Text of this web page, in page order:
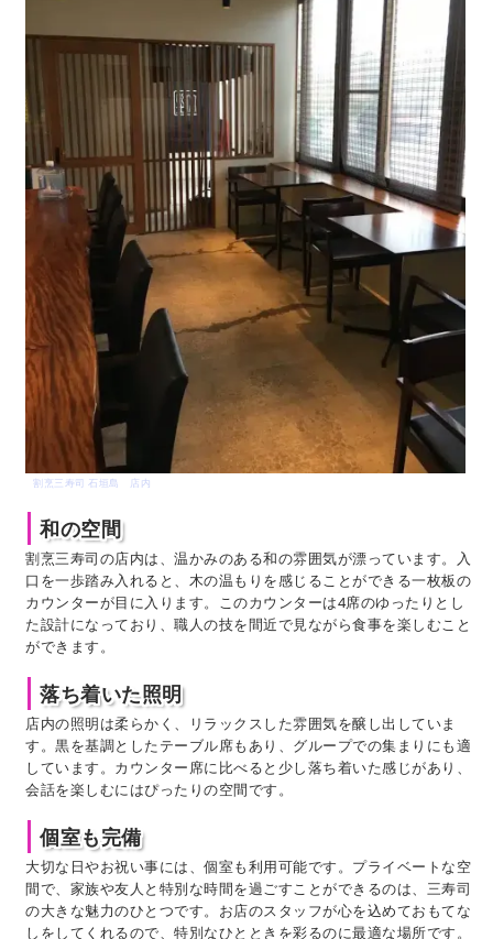
割烹三寿司 石垣島 店内
和の空間
割烹三寿司の店内は、温かみのある和の雰囲気が漂っています。入
口を一歩踏み入れると、木の温もりを感じることができる一枚板の
カウンターが目に入ります。このカウンターは4席のゆったりとし
た設計になっており、職人の技を間近で見ながら食事を楽しむこと
ができます。
落ち着いた照明
店内の照明は柔らかく、リラックスした雰囲気を醸し出していま
す。黒を基調としたテーブル席もあり、グループでの集まりにも適
しています。カウンター席に比べると少し落ち着いた感じがあり、
会話を楽しむにはぴったりの空間です。
個室も完備
大切な日やお祝い事には、個室も利用可能です。プライベートな空
間で、家族や友人と特別な時間を過ごすことができるのは、三寿司
の大きな魅力のひとつです。お店のスタッフが心を込めておもてな
しをしてくれるので、特別なひとときを彩るのに最適な場所です。